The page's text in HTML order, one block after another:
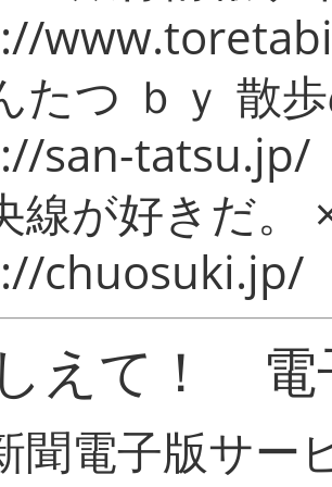
たつ ｂｙ 散
san-tatsu.jp/
線が好きだ。
chuosuki.jp/
えて！ 電
聞電子版サー